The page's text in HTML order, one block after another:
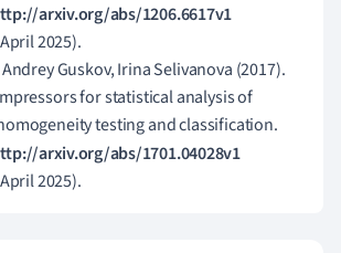
arxiv.org/abs/1206.6617v1
2025).
Guskov, Irina Selivanova (2017).
for statistical analysis of
testing and classification.
arxiv.org/abs/1701.04028v1
2025).